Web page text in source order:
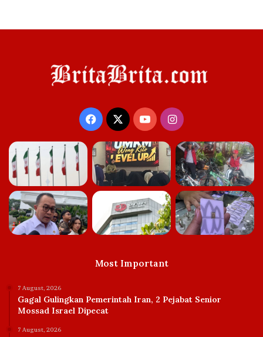
Facebook
X YouTubeInstagram
Most Important
7 August, 2026
Gagal Gulingkan Pemerintah Iran, 2 Pejabat Senior
Mossad Israel Dipecat
7 August, 2026